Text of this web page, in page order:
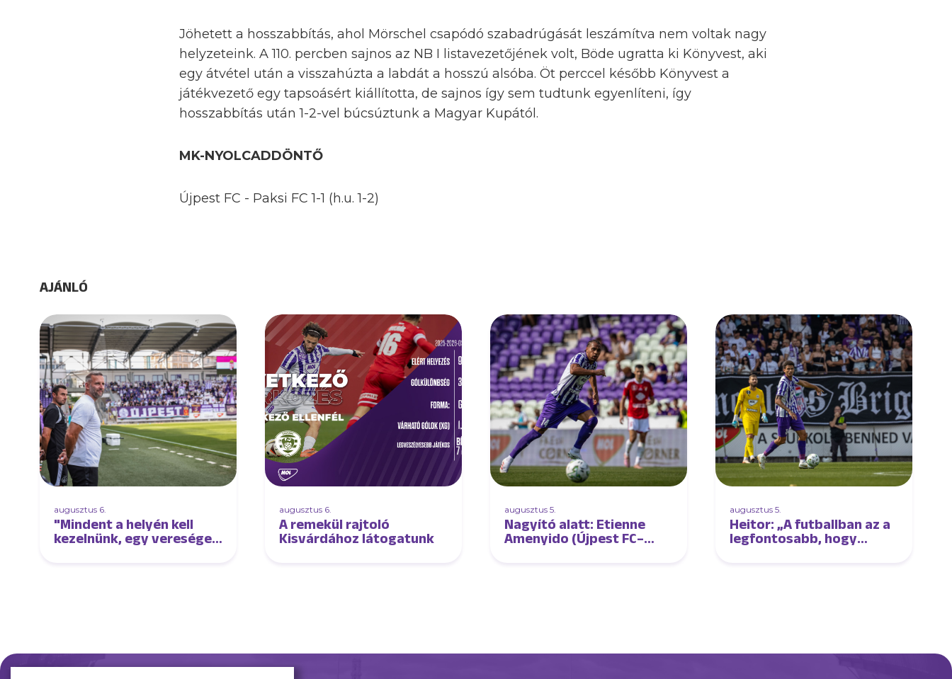
Jöhetett a hosszabbítás, ahol Mörschel csapódó szabadrúgását leszámítva nem voltak nagy
helyzeteink. A 110. percben sajnos az NB I listavezetőjének volt, Böde ugratta ki Könyvest, aki
egy átvétel után a visszahúzta a labdát a hosszú alsóba. Öt perccel később Könyvest a
játékvezető egy tapsoásért kiállította, de sajnos így sem tudtunk egyenlíteni, így
hosszabbítás után 1-2-vel búcsúztunk a Magyar Kupától.
MK-NYOLCADDÖNTŐ
Újpest FC - Paksi FC 1-1 (h.u. 1-2)
AJÁNLÓ
augusztus 6.
"Mindent a helyén kell
kezelnünk, egy vereséget
augusztus 6.
A remekül rajtoló
Kisvárdához látogatunk
augusztus 5.
Nagyító alatt: Etienne
Amenyido (Újpest FC–
augusztus 5.
Heitor: „A futballban az a
legfontosabb, hogy